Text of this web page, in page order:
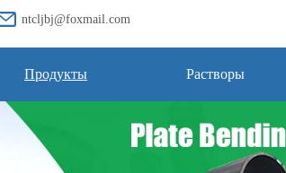
ntcljbj@foxmail.com
Продукты Растворы